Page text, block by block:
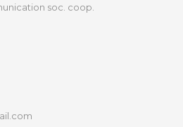
soc. coop.